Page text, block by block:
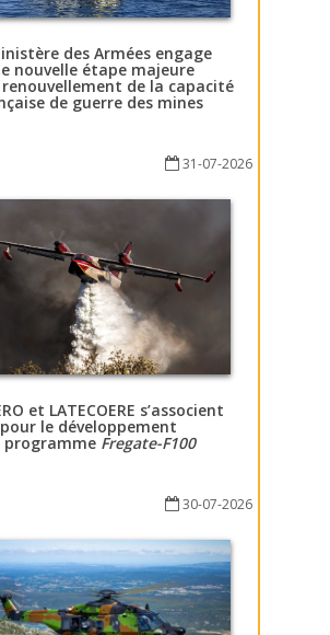
des Armées engage
nouvelle étape majeure
renouvellement de la capacité
de guerre des mines
31-07-2026
et LATECOERE s’associent
pour le développement
programme Fregate-F100
30-07-2026